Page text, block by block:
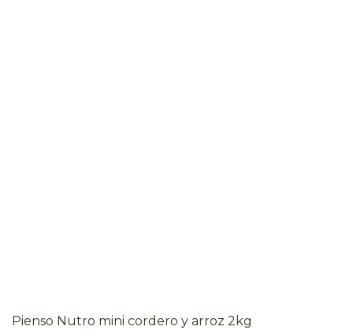
Pienso Nutro mini cordero y arroz 2kg